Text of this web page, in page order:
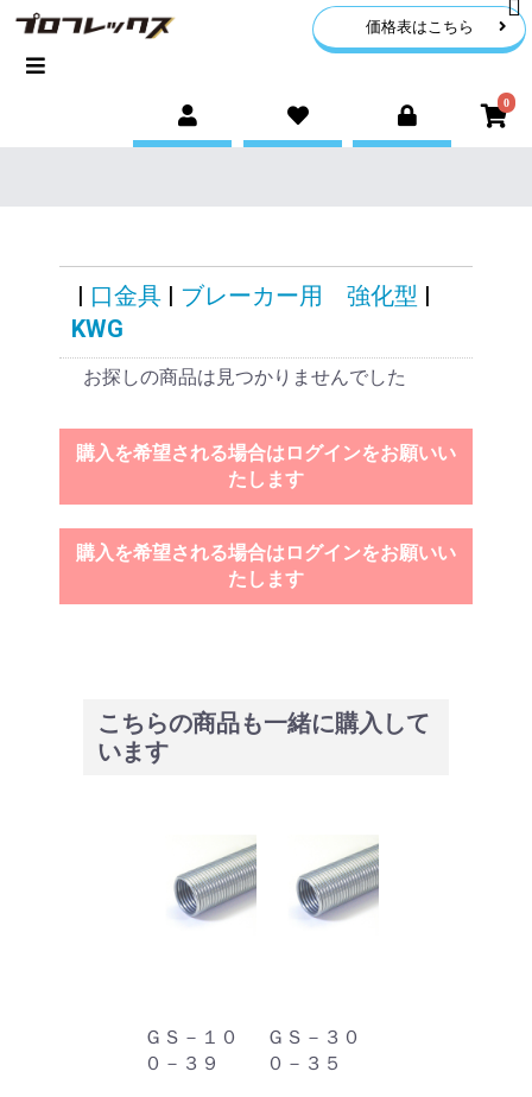
価格表はこちら
0
| 口金具 | ブレーカー用 強化型 |
KWG
お探しの商品は見つかりませんでした
購入を希望される場合はログインをお願いい
たします
購入を希望される場合はログインをお願いい
たします
こちらの商品も一緒に購入して
います
ＧＳ－１０
０－３９
ＧＳ－３０
０－３５